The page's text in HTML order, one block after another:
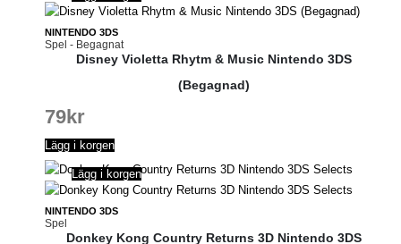
NINTENDO 3DS
Spel - Begagnat
Disney Violetta Rhytm & Music Nintendo 3DS
(Begagnad)
79kr
Lägg i korgen
NINTENDO 3DS
Spel
Lägg i korgen
Donkey Kong Country Returns 3D Nintendo 3DS